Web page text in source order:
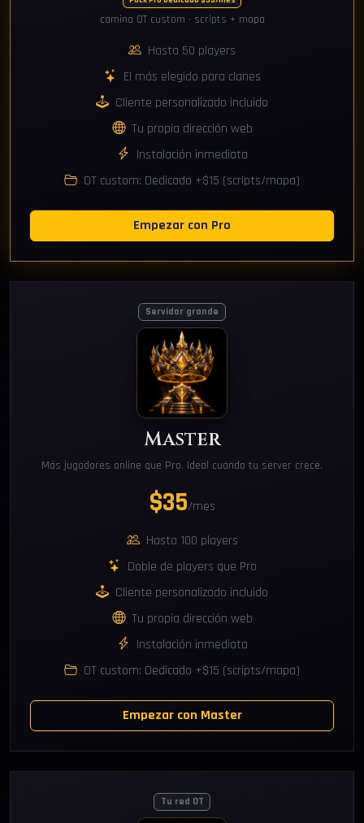
camino OT custom · scripts + mapa
Hasta 50 players
El más elegido para clanes
Cliente personalizado incluido
Tu propia dirección web
Instalación inmediata
OT custom: Dedicado +$15 (scripts/mapa)
Empezar con Pro
Servidor grande
Master
Más jugadores online que Pro. Ideal cuando tu server crece.
$35/mes
Hasta 100 players
Doble de players que Pro
Cliente personalizado incluido
Tu propia dirección web
Instalación inmediata
OT custom: Dedicado +$15 (scripts/mapa)
Empezar con Master
Tu red OT